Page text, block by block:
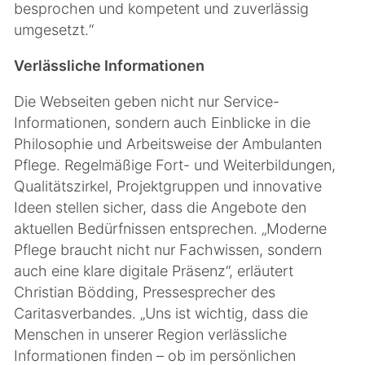
besprochen und kompetent und zuverlässig
umgesetzt.“
Verlässliche Informationen
Die Webseiten geben nicht nur Service-
Informationen, sondern auch Einblicke in die
Philosophie und Arbeitsweise der Ambulanten
Pflege. Regelmäßige Fort- und Weiterbildungen,
Qualitätszirkel, Projektgruppen und innovative
Ideen stellen sicher, dass die Angebote den
aktuellen Bedürfnissen entsprechen. „Moderne
Pflege braucht nicht nur Fachwissen, sondern
auch eine klare digitale Präsenz“, erläutert
Christian Bödding, Pressesprecher des
Caritasverbandes. „Uns ist wichtig, dass die
Menschen in unserer Region verlässliche
Informationen finden – ob im persönlichen